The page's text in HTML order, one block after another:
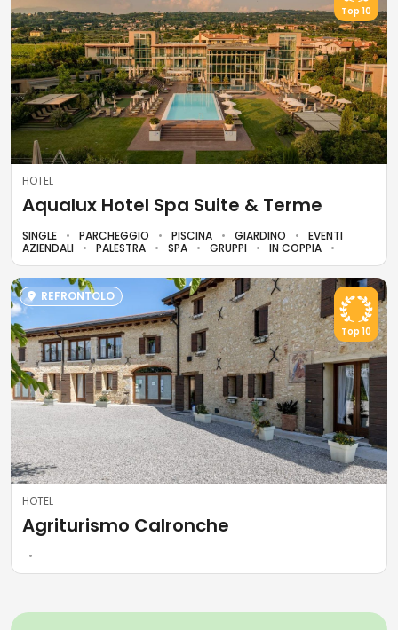
Top 10
HOTEL
Aqualux Hotel Spa Suite & Terme
SINGLE PARCHEGGIO PISCINA GIARDINO
EVENTI
AZIENDALI
PALESTRA SPA GRUPPI IN COPPIA
REFRONTOLO
Top 10
HOTEL
Agriturismo Calronche